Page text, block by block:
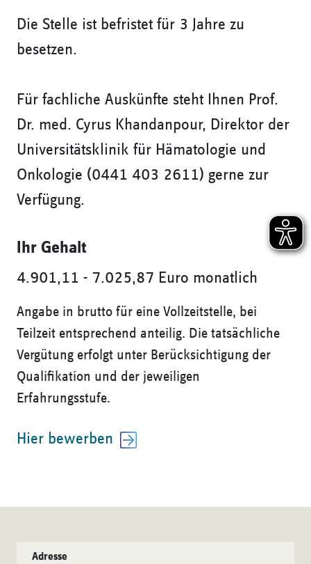
Die Stelle ist befristet für 3 Jahre zu
besetzen.
Für fachliche Auskünfte steht Ihnen Prof.
Dr. med. Cyrus Khandanpour, Direktor der
Universitätsklinik für Hämatologie und
Onkologie (0441 403 2611) gerne zur
Verfügung.
Ihr Gehalt
4.901,11 - 7.025,87 Euro monatlich
Angabe in brutto für eine Vollzeitstelle, bei
Teilzeit entsprechend anteilig. Die tatsächliche
Vergütung erfolgt unter Berücksichtigung der
Qualifikation und der jeweiligen
Erfahrungsstufe.
Hier bewerben
Adresse